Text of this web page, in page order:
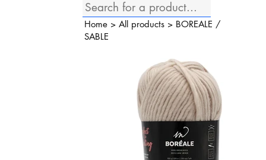
Home> All products> BOREALE /
SABLE